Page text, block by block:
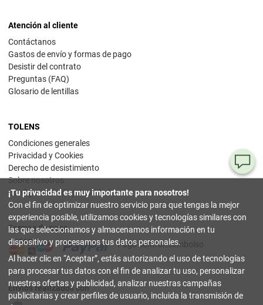
Atención al cliente
Contáctanos
Gastos de envío y formas de pago
Desistir del contrato
Preguntas (FAQ)
Glosario de lentillas
TOLENS
Condiciones generales
Privacidad y Cookies
Derecho de desistimiento
Sobre nosotros
Configuración de privacidad
Formas de pago
Pago contrarreembolso
Envíos realizados con
¡Tu privacidad es muy importante para nosotros!
Con el fin de optimizar nuestro servicio para que tengas la mejor
experiencia posible, utilizamos cookies y tecnologías similares con
las que seleccionamos y almacenamos información en tu
dispositivo y procesamos tus datos personales.
Al hacer clic en Aceptar , estás autorizando el uso de tecnologías
para procesar tus datos con el fin de analizar tu uso, personalizar
nuestras ofertas y publicidad, analizar nuestras campañas
publicitarias y crear perfiles de usuario, incluida la transmisión de